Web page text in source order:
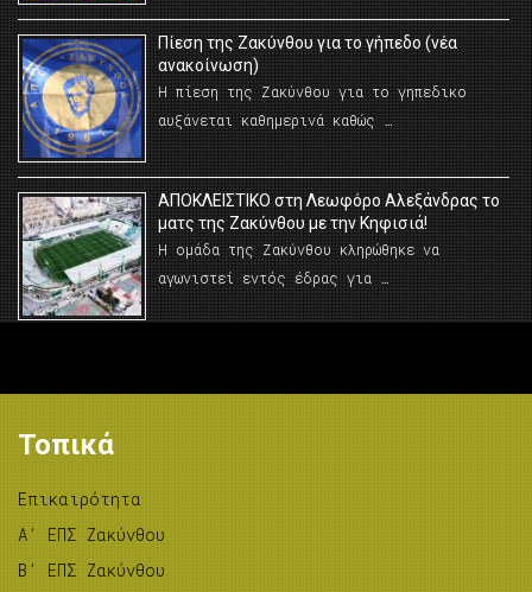
Πίεση της Ζακύνθου για το γήπεδο (νέα
ανακοίνωση)
Η πίεση της Ζακύνθου για το γηπεδικο
αυξάνεται καθημερινά καθώς …
AΠΟΚΛΕΙΣΤΙΚΟ στη Λεωφόρο Αλεξάνδρας το
ματς της Ζακύνθου με την Κηφισιά!
Η ομάδα της Ζακύνθου κληρώθηκε να
αγωνιστεί εντός έδρας για …
Τοπικά
Επικαιρότητα
A’ ΕΠΣ Ζακύνθου
B’ ΕΠΣ Ζακύνθου